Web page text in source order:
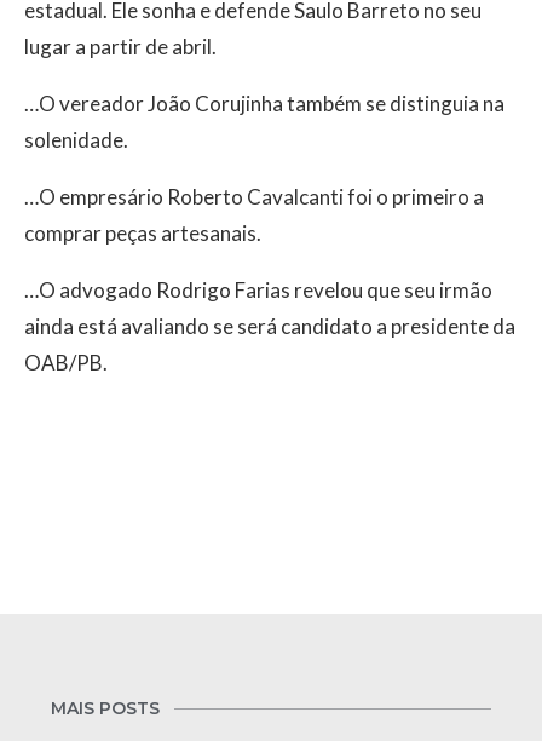
estadual. Ele sonha e defende Saulo Barreto no seu
lugar a partir de abril.
…O vereador João Corujinha também se distinguia na
solenidade.
…O empresário Roberto Cavalcanti foi o primeiro a
comprar peças artesanais.
…O advogado Rodrigo Farias revelou que seu irmão
ainda está avaliando se será candidato a presidente da
OAB/PB.
MAIS POSTS